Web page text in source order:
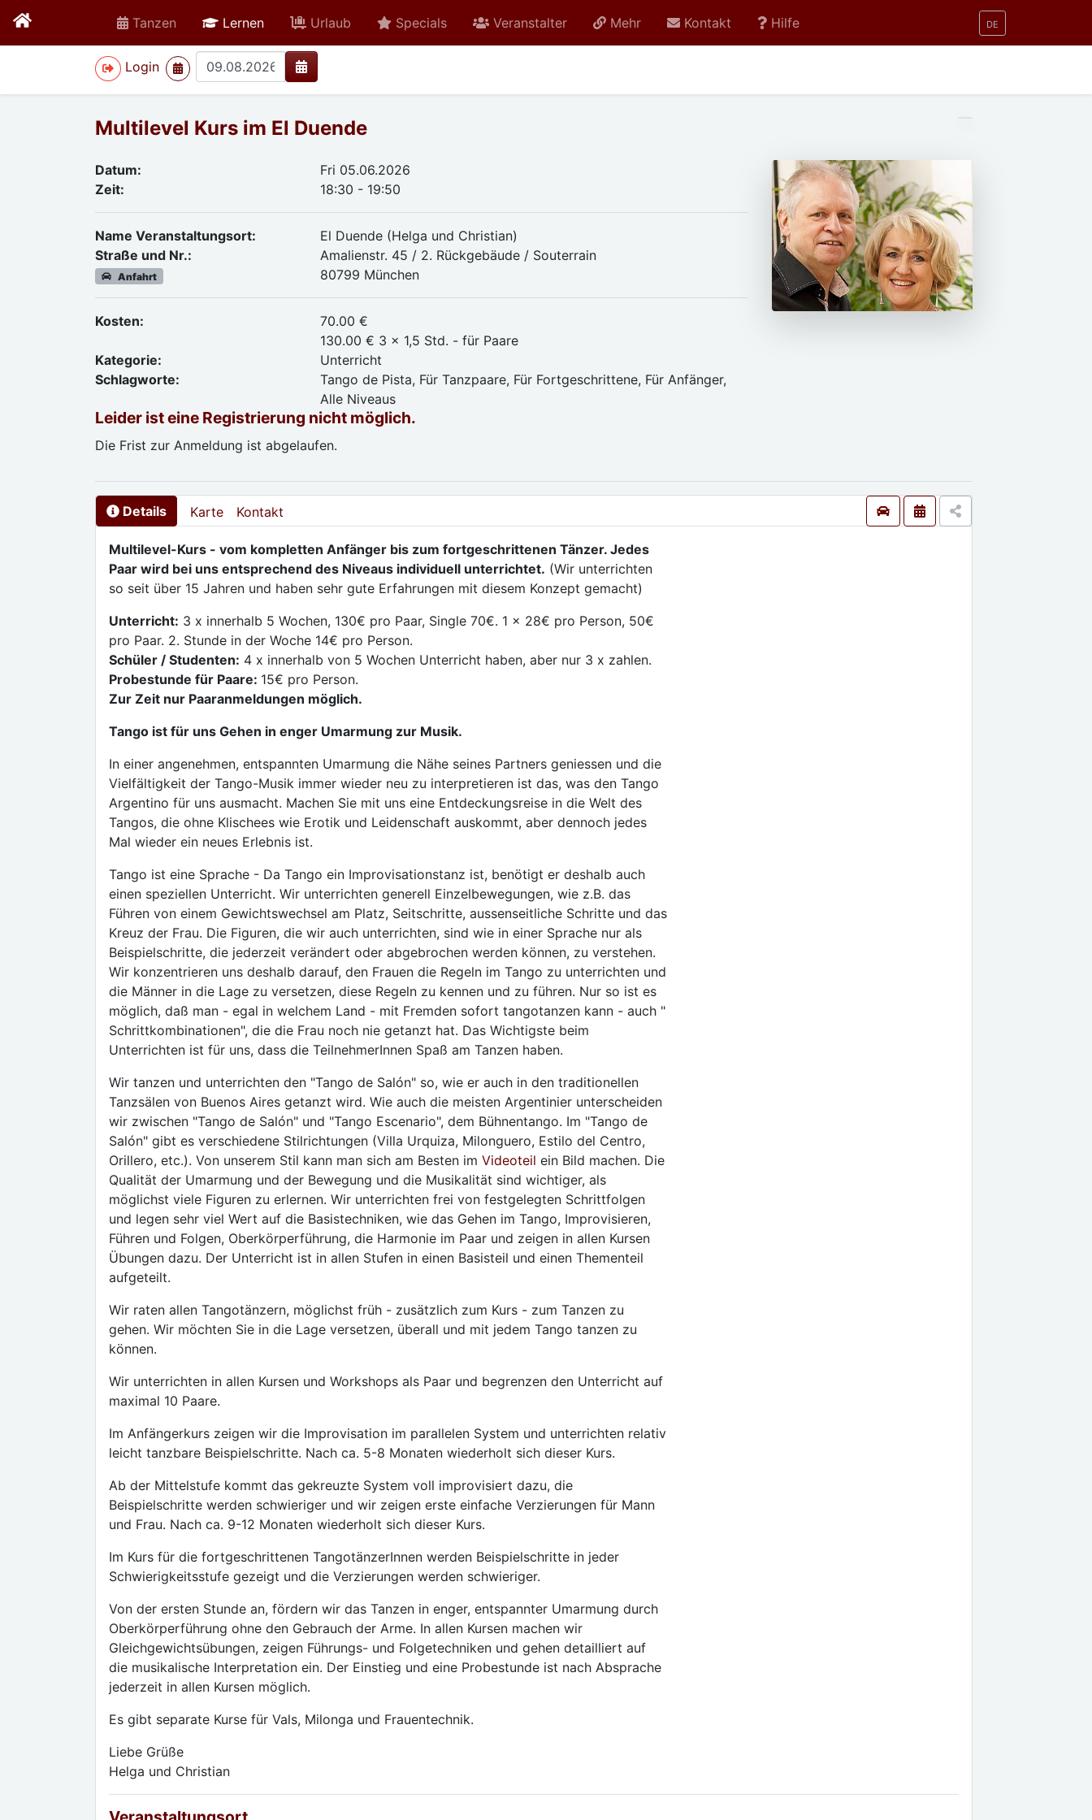
Tanzen Lernenactive Urlaub Specials Veranstalter Mehr Kontakt Hilfe DE
Login
>
Multilevel Kurs im El Duende
Datum:
Fri 05.06.2026
Zeit:
18:30 - 19:50
Name Veranstaltungsort:
El Duende (Helga und Christian)
Straße und Nr.:
Anfahrt
Amalienstr. 45 / 2. Rückgebäude / Souterrain
80799 München
Kosten:
70.00 €
130.00 € 3 x 1,5 Std. - für Paare
Kategorie:
Unterricht
Schlagworte:
Tango de Pista, Für Tanzpaare, Für Fortgeschrittene, Für Anfänger,
Alle Niveaus
Leider ist eine Registrierung nicht möglich.
Die Frist zur Anmeldung ist abgelaufen.
Details Karte Kontakt
Multilevel-Kurs - vom kompletten Anfänger bis zum fortgeschrittenen Tänzer. Jedes
Paar wird bei uns entsprechend des Niveaus individuell unterrichtet. (Wir unterrichten
so seit über 15 Jahren und haben sehr gute Erfahrungen mit diesem Konzept gemacht)
Unterricht: 3 x innerhalb 5 Wochen, 130€ pro Paar, Single 70€. 1 x 28€ pro Person, 50€
pro Paar. 2. Stunde in der Woche 14€ pro Person.
Schüler / Studenten: 4 x innerhalb von 5 Wochen Unterricht haben, aber nur 3 x zahlen.
Probestunde für Paare: 15€ pro Person.
Zur Zeit nur Paaranmeldungen möglich.
Tango ist für uns Gehen in enger Umarmung zur Musik.
In einer angenehmen, entspannten Umarmung die Nähe seines Partners geniessen und die
Vielfältigkeit der Tango-Musik immer wieder neu zu interpretieren ist das, was den Tango
Argentino für uns ausmacht. Machen Sie mit uns eine Entdeckungsreise in die Welt des
Tangos, die ohne Klischees wie Erotik und Leidenschaft auskommt, aber dennoch jedes
Mal wieder ein neues Erlebnis ist.
Tango ist eine Sprache - Da Tango ein Improvisationstanz ist, benötigt er deshalb auch
einen speziellen Unterricht. Wir unterrichten generell Einzelbewegungen, wie z.B. das
Führen von einem Gewichtswechsel am Platz, Seitschritte, aussenseitliche Schritte und das
Kreuz der Frau. Die Figuren, die wir auch unterrichten, sind wie in einer Sprache nur als
Beispielschritte, die jederzeit verändert oder abgebrochen werden können, zu verstehen.
Wir konzentrieren uns deshalb darauf, den Frauen die Regeln im Tango zu unterrichten und
die Männer in die Lage zu versetzen, diese Regeln zu kennen und zu führen. Nur so ist es
möglich, daß man - egal in welchem Land - mit Fremden sofort tangotanzen kann - auch "
Schrittkombinationen", die die Frau noch nie getanzt hat. Das Wichtigste beim
Unterrichten ist für uns, dass die TeilnehmerInnen Spaß am Tanzen haben.
Wir tanzen und unterrichten den "Tango de Salón" so, wie er auch in den traditionellen
Tanzsälen von Buenos Aires getanzt wird. Wie auch die meisten Argentinier unterscheiden
wir zwischen "Tango de Salón" und "Tango Escenario", dem Bühnentango. Im "Tango de
Salón" gibt es verschiedene Stilrichtungen (Villa Urquiza, Milonguero, Estilo del Centro,
Orillero, etc.). Von unserem Stil kann man sich am Besten im Videoteil ein Bild machen. Die
Qualität der Umarmung und der Bewegung und die Musikalität sind wichtiger, als
möglichst viele Figuren zu erlernen. Wir unterrichten frei von festgelegten Schrittfolgen
und legen sehr viel Wert auf die Basistechniken, wie das Gehen im Tango, Improvisieren,
Führen und Folgen, Oberkörperführung, die Harmonie im Paar und zeigen in allen Kursen
Übungen dazu. Der Unterricht ist in allen Stufen in einen Basisteil und einen Thementeil
aufgeteilt.
Wir raten allen Tangotänzern, möglichst früh - zusätzlich zum Kurs - zum Tanzen zu
gehen. Wir möchten Sie in die Lage versetzen, überall und mit jedem Tango tanzen zu
können.
Wir unterrichten in allen Kursen und Workshops als Paar und begrenzen den Unterricht auf
maximal 10 Paare.
Im Anfängerkurs zeigen wir die Improvisation im parallelen System und unterrichten relativ
leicht tanzbare Beispielschritte. Nach ca. 5-8 Monaten wiederholt sich dieser Kurs.
Ab der Mittelstufe kommt das gekreuzte System voll improvisiert dazu, die
Beispielschritte werden schwieriger und wir zeigen erste einfache Verzierungen für Mann
und Frau. Nach ca. 9-12 Monaten wiederholt sich dieser Kurs.
Im Kurs für die fortgeschrittenen TangotänzerInnen werden Beispielschritte in jeder
Schwierigkeitsstufe gezeigt und die Verzierungen werden schwieriger.
Von der ersten Stunde an, fördern wir das Tanzen in enger, entspannter Umarmung durch
Oberkörperführung ohne den Gebrauch der Arme. In allen Kursen machen wir
Gleichgewichtsübungen, zeigen Führungs- und Folgetechniken und gehen detailliert auf
die musikalische Interpretation ein. Der Einstieg und eine Probestunde ist nach Absprache
jederzeit in allen Kursen möglich.
Es gibt separate Kurse für Vals, Milonga und Frauentechnik.
Liebe Grüße
Helga und Christian